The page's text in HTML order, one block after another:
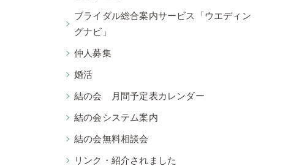
ブライダル総合案内サービス「ウエディン
グナビ」
仲人募集
婚活
結の会 月間予定表カレンダー
結の会システム案内
結の会無料相談会
リンク・紹介されました